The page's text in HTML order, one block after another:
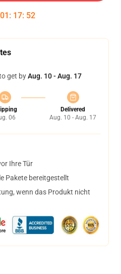
01 : 17: 52
get byAug. 10 - Aug. 17
06
Delivered
Aug. 10 - Aug. 17
Ihre Tür
Pakete bereitgestellt
wenn das Produkt nicht